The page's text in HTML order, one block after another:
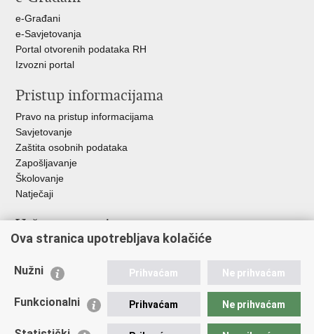
e-Građani
e-Savjetovanja
Portal otvorenih podataka RH
Izvozni portal
Pristup informacijama
Pravo na pristup informacijama
Savjetovanje
Zaštita osobnih podataka
Zapošljavanje
Školovanje
Natječaji
Važne poveznice
Ministarstvo unutarnjih poslova
Udruge
Policijska akademija
Ova stranica upotrebljava kolačiće
Nužni Prihvaćam Ne prihvaćam
Funkcionalni Prihvaćam Ne prihvaćam